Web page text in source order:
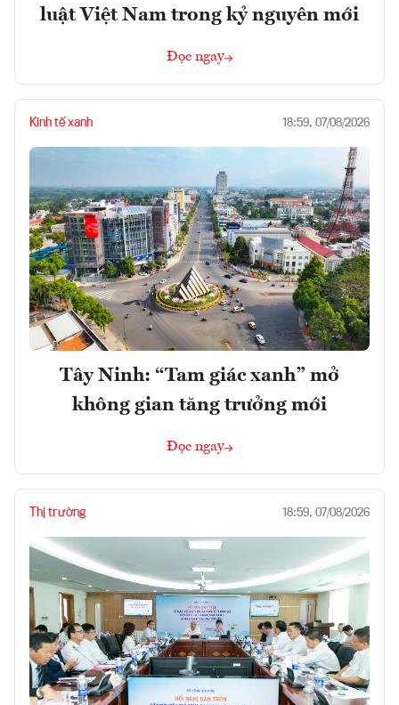
luật Việt Nam trong kỷ nguyên mới
Đọc ngay
Kinh tế xanh 18:59, 07/08/2026
Tây Ninh: “Tam giác xanh” mở
không gian tăng trưởng mới
Đọc ngay
Thị trường 18:59, 07/08/2026